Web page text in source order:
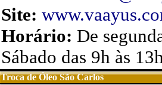
Site:
Horário: De
Sábado das 9h às
Troca de Óleo São Carlos